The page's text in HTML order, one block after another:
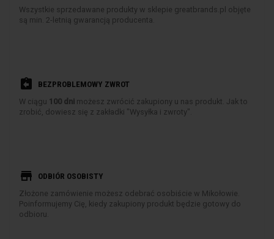
Wszystkie sprzedawane produkty w sklepie greatbrands.pl objęte
są min. 2-letnią gwarancją producenta.
assignment_return BEZPROBLEMOWY ZWROT
W ciągu 100 dni możesz zwrócić zakupiony u nas produkt. Jak to
zrobić, dowiesz się z zakładki "Wysyłka i zwroty".
store ODBIÓR OSOBISTY
Złożone zamówienie możesz odebrać osobiście w Mikołowie.
Poinformujemy Cię, kiedy zakupiony produkt będzie gotowy do
odbioru.